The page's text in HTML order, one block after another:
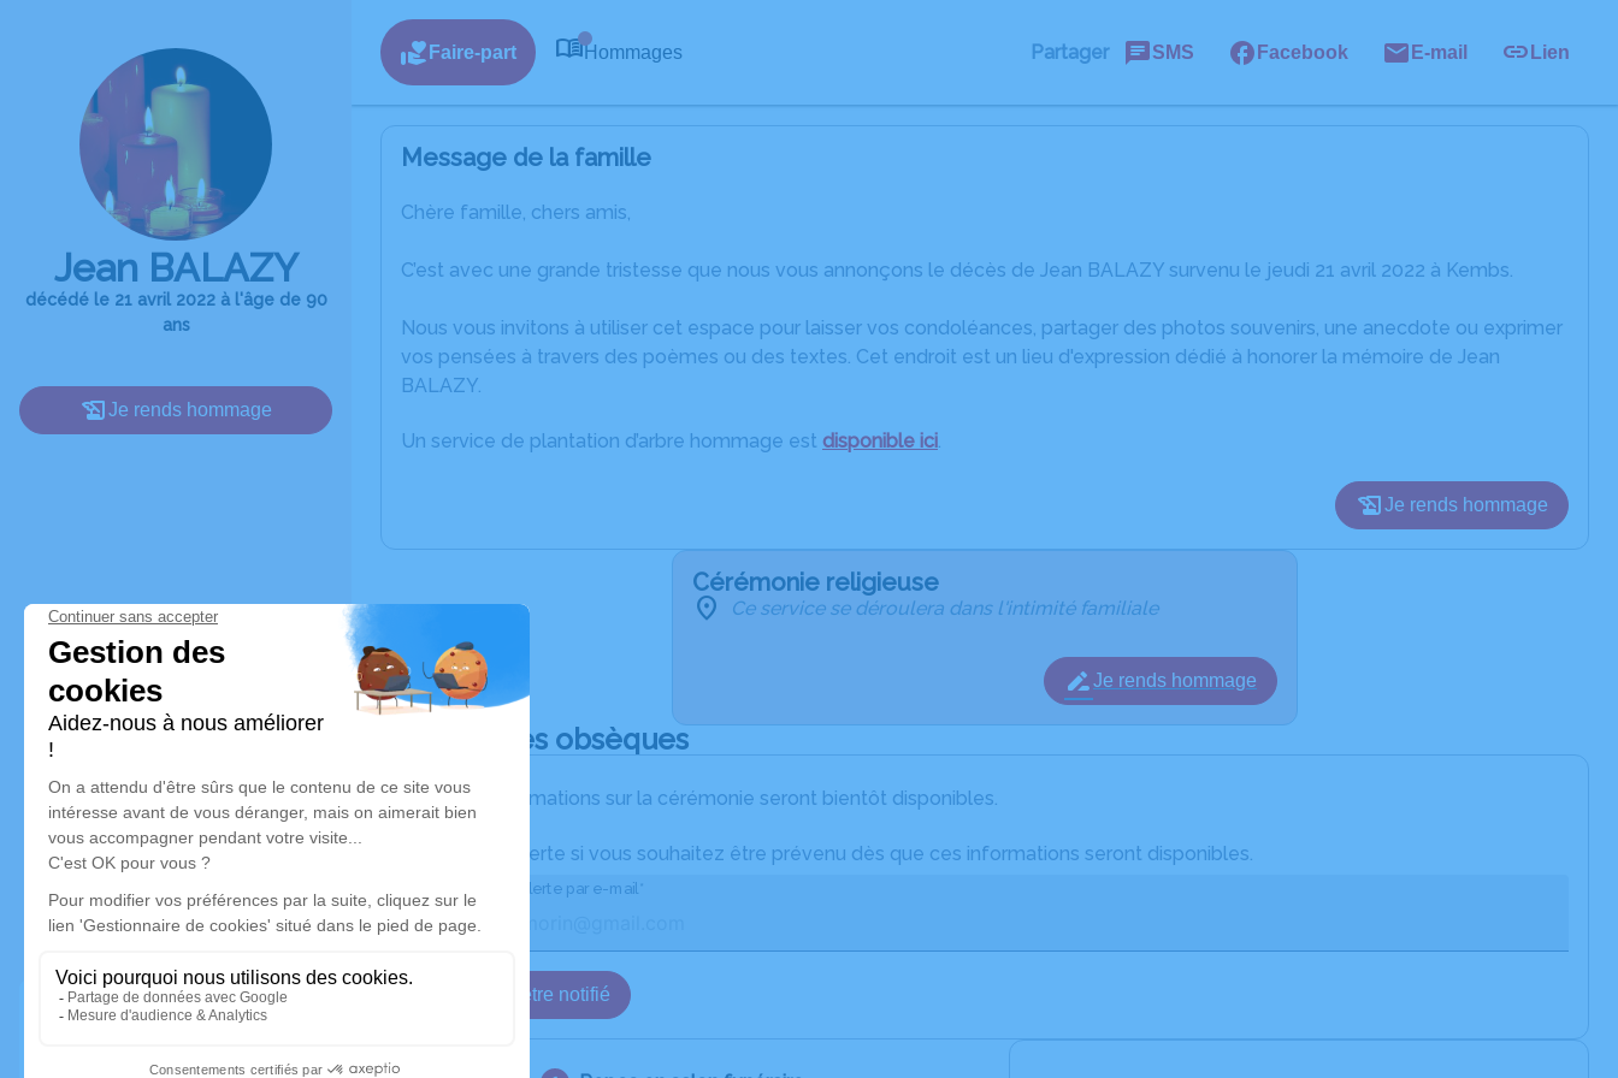
Jean BALAZY
décédé le 21 avril 2022 à l'âge de 90
ans
Je rends hommage
Faire-part Hommages Partager SMS Facebook E-mail Lien
Message de la famille
Chère famille, chers amis,
C’est avec une grande tristesse que nous vous annonçons le décès de Jean BALAZY survenu le jeudi 21 avril 2022 à Kembs.
Nous vous invitons à utiliser cet espace pour laisser vos condoléances, partager des photos souvenirs, une anecdote ou exprimer
vos pensées à travers des poèmes ou des textes. Cet endroit est un lieu d'expression dédié à honorer la mémoire de Jean
BALAZY.
Un service de plantation d’arbre hommage est disponible ici.
Je rends hommage
Cérémonie religieuse
Ce service se déroulera dans l'intimité familiale
Je rends hommage
Déroulé des obsèques
Les informations sur la cérémonie seront bientôt disponibles.
Activez une alerte si vous souhaitez être prévenu dès que ces informations seront disponibles.
Recevoir une alerte par e-mail*
Je veux être notifié